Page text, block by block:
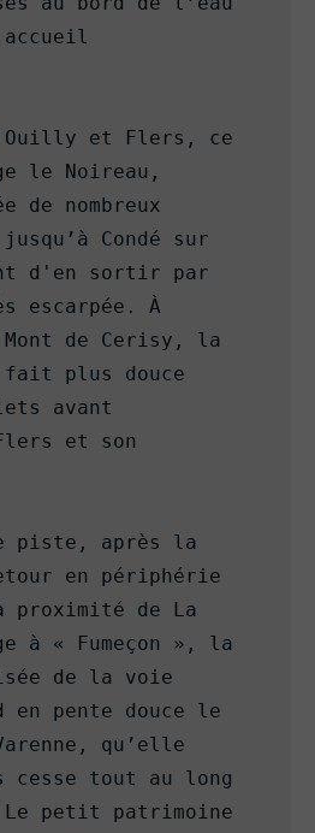
et Flers, ce
le Noireau,
de nombreux
Condé sur
d'en sortir par
escarpée. À
de Cerisy, la
plus douce
avant
et son
piste, après la
en périphérie
de La
à « Fumeçon », la
de la voie
en pente douce le
qu’elle
cesse tout au long
Le petit patrimoine